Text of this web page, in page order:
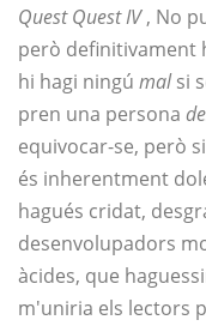
Quest Quest IV, No
però definitivament
hi hagi ningú malsi
pren una persona
equivocar-se, però
és inherentment
hagués cridat,
desenvolupadors
àcides, que
m'uniria els lectors